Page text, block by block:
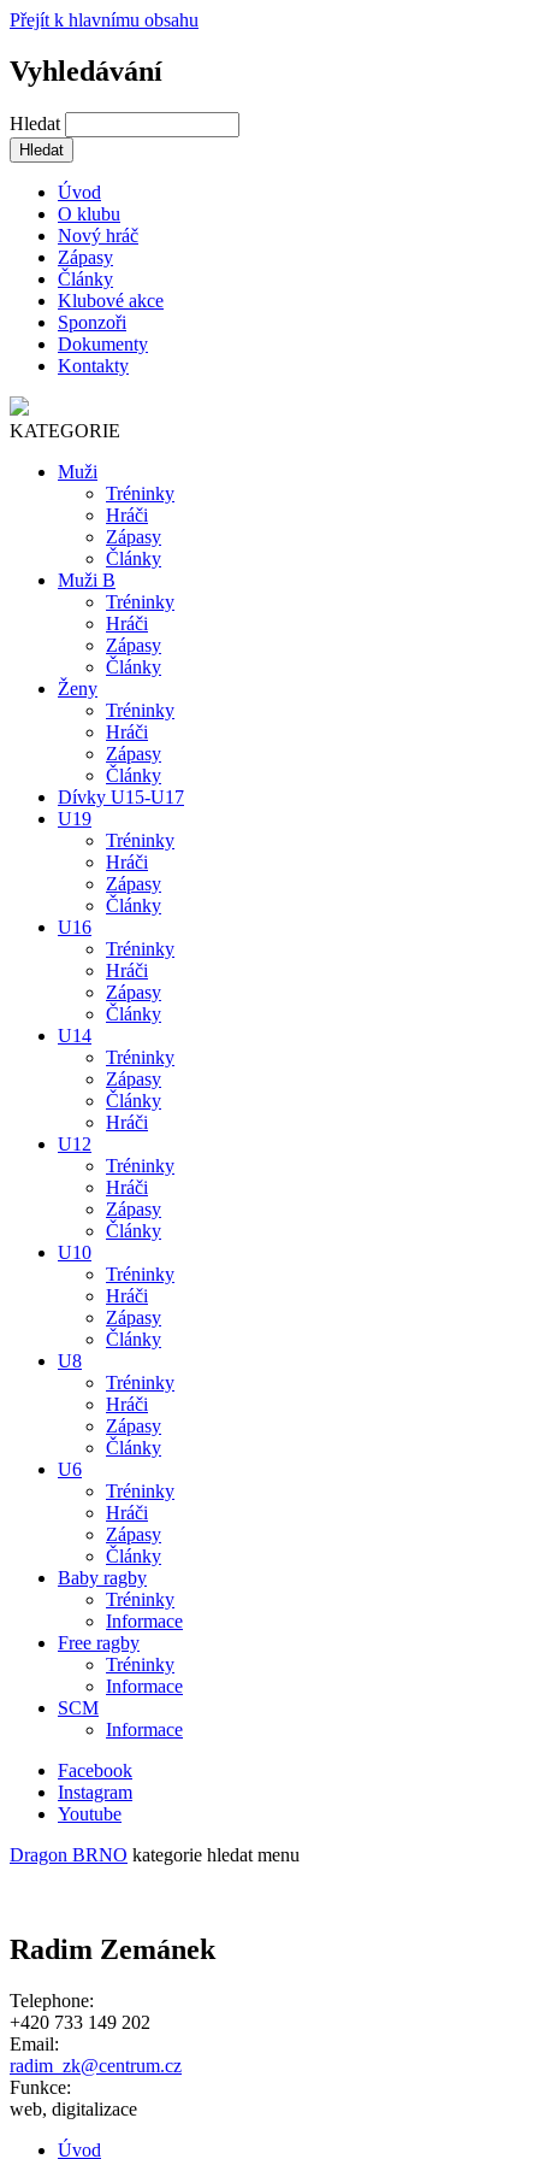
Přejít k hlavnímu obsahu
Vyhledávání
Hledat
Úvod
O klubu
Nový hráč
Zápasy
Články
Klubové akce
Sponzoři
Dokumenty
Kontakty
KATEGORIE
Muži
Tréninky
Hráči
Zápasy
Články
Muži B
Tréninky
Hráči
Zápasy
Články
Ženy
Tréninky
Hráči
Zápasy
Články
Dívky U15-U17
U19
Tréninky
Hráči
Zápasy
Články
U16
Tréninky
Hráči
Zápasy
Články
U14
Tréninky
Zápasy
Články
Hráči
U12
Tréninky
Hráči
Zápasy
Články
U10
Tréninky
Hráči
Zápasy
Články
U8
Tréninky
Hráči
Zápasy
Články
U6
Tréninky
Hráči
Zápasy
Články
Baby ragby
Tréninky
Informace
Free ragby
Tréninky
Informace
SCM
Informace
Facebook
Instagram
Youtube
Dragon BRNO kategorie hledat menu
Radim Zemánek
Telephone:
+420 733 149 202
Email:
radim_zk@centrum.cz
Funkce:
web, digitalizace
Úvod